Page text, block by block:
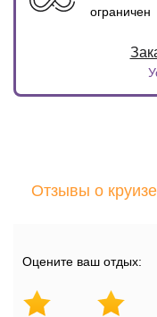
ограничен
Отзывы о круизе
Оцените ваш отдых: